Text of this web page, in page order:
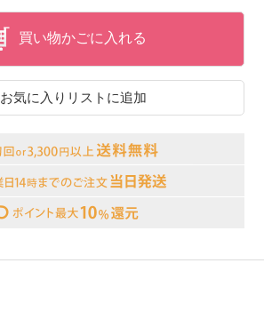
買い物かごに入れる
お気に入りリストに追加